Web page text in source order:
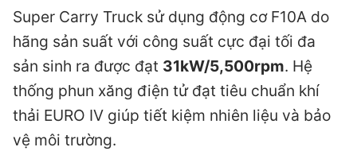
Super Carry Truck sử dụng động cơ F10A do
hãng sản suất với công suất cực đại tối đa
sản sinh ra được đạt 31kW/5,500rpm. Hệ
thống phun xăng điện tử đạt tiêu chuẩn khí
thải EURO IV giúp tiết kiệm nhiên liệu và bảo
vệ môi trường.